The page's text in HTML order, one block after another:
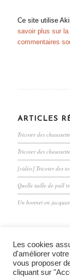
Ce site utilise
savoir plus sur
commentaires
ARTICLES
Tricoter des
Tricoter des
[vidéo] Tricoter des
Quelle taille de pull
Un bonnet en
Les cookies
d'améliorer
vous proposer
cliquant sur